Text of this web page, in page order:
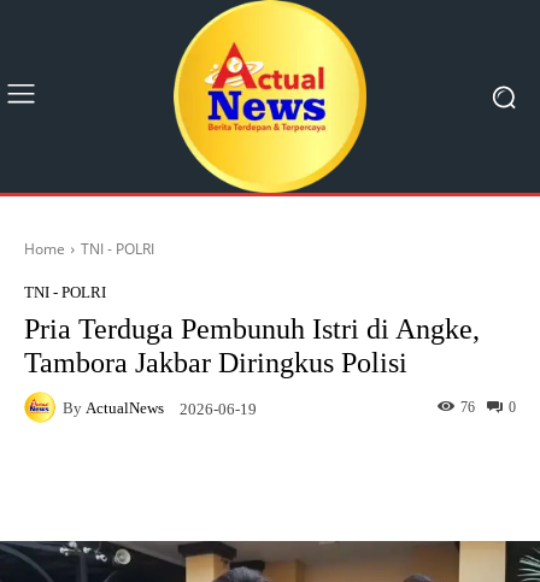
Home TNI - POLRI
TNI - POLRI
Pria Terduga Pembunuh Istri di Angke,
Tambora Jakbar Diringkus Polisi
By ActualNews 2026-06-19 0
76